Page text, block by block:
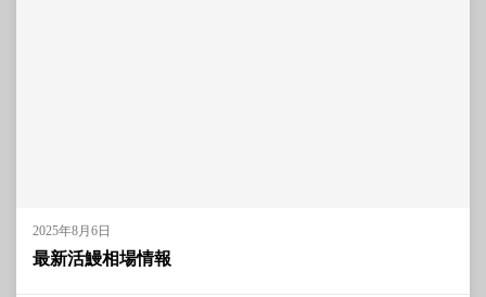
2025年8月6日
最新活鰻相場情報